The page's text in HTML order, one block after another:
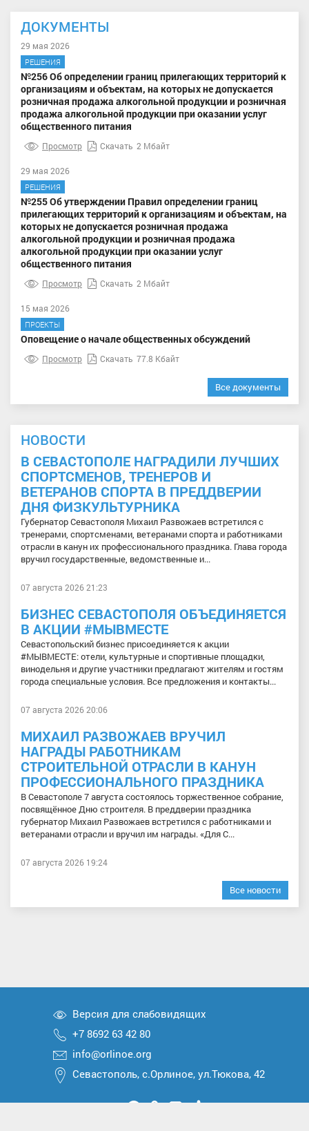
ДОКУМЕНТЫ
29 мая 2026
РЕШЕНИЯ
№256 Об определении границ прилегающих территорий к
организациям и объектам, на которых не допускается
розничная продажа алкогольной продукции и розничная
продажа алкогольной продукции при оказании услуг
общественного питания
Просмотр Скачать 2 Мбайт
29 мая 2026
РЕШЕНИЯ
№255 Об утверждении Правил определении границ
прилегающих территорий к организациям и объектам, на
которых не допускается розничная продажа
алкогольной продукции и розничная продажа
алкогольной продукции при оказании услуг
общественного питания
Просмотр Скачать 2 Мбайт
15 мая 2026
ПРОЕКТЫ
Оповещение о начале общественных обсуждений
Просмотр Скачать 77.8 Кбайт
Все документы
НОВОСТИ
В СЕВАСТОПОЛЕ НАГРАДИЛИ ЛУЧШИХ
СПОРТСМЕНОВ, ТРЕНЕРОВ И
ВЕТЕРАНОВ СПОРТА В ПРЕДДВЕРИИ
ДНЯ ФИЗКУЛЬТУРНИКА
Губернатор Севастополя Михаил Развожаев встретился с
тренерами, спортсменами, ветеранами спорта и работниками
отрасли в канун их профессионального праздника. Глава города
вручил государственные, ведомственные и...
07 августа 2026 21:23
БИЗНЕС СЕВАСТОПОЛЯ ОБЪЕДИНЯЕТСЯ
В АКЦИИ #МЫВМЕСТЕ
Севастопольский бизнес присоединяется к акции
#МЫВМЕСТЕ: отели, культурные и спортивные площадки,
винодельня и другие участники предлагают жителям и гостям
города специальные условия. Все предложения и контакты...
07 августа 2026 20:06
МИХАИЛ РАЗВОЖАЕВ ВРУЧИЛ
НАГРАДЫ РАБОТНИКАМ
СТРОИТЕЛЬНОЙ ОТРАСЛИ В КАНУН
ПРОФЕССИОНАЛЬНОГО ПРАЗДНИКА
В Севастополе 7 августа состоялось торжественное собрание,
посвящённое Дню строителя. В преддверии праздника
губернатор Михаил Развожаев встретился с работниками и
ветеранами отрасли и вручил им награды. «Для С...
07 августа 2026 19:24
Все новости
Версия для слабовидящих
+7 8692 63 42 80
info@orlinoe.org
Севастополь, с.Орлиное, ул.Тюкова, 42
МыМыМыМыМы